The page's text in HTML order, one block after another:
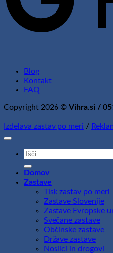
Blog
Kontakt
FAQ
Copyright 2026 © Vihra.si /
Izdelava zastav po meri /
Išči:
Domov
Zastave
Tisk zastav po meri
Zastave Slovenije
Zastave Evropske
Svečane zastave
Občinske zastave
Države zastave
Nosilci in drogovi